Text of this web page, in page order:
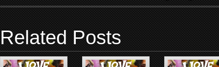
Related Posts